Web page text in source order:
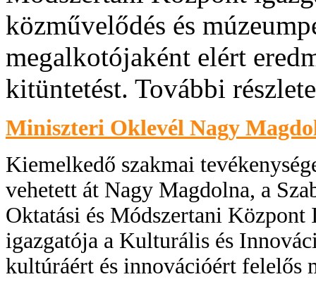
közművelődés és
megalkotójaként elért
kitüntetést. További
Miniszteri Oklevél Nagy
Kiemelkedő szakmai
vehetett át Nagy Magdolna, a
Oktatási és Módszertani Központ
igazgatója a Kulturális és
kultúráért és innovációért felelős